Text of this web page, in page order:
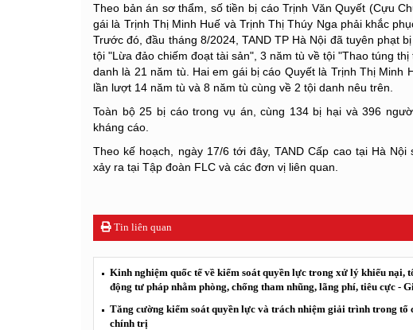
Theo bản án sơ thẩm, số tiền bị cáo Trịnh Văn Quyết (Cựu
gái là Trịnh Thị Minh Huế và Trịnh Thị Thúy Nga phải khắc
Trước đó, đầu tháng 8/2024, TAND TP Hà Nội đã tuyên phạt
tội "Lừa đảo chiếm đoạt tài sản", 3 năm tù về tội "Thao túng
danh là 21 năm tù. Hai em gái bị cáo Quyết là Trịnh Thị Minh
lần lượt 14 năm tù và 8 năm tù cùng về 2 tội danh nêu trên.
Toàn bộ 25 bị cáo trong vụ án, cùng 134 bị hại và 396
kháng cáo.
Theo kế hoạch, ngày 17/6 tới đây, TAND Cấp cao tại Hà
xảy ra tại Tập đoàn FLC và các đơn vị liên quan.
Tin liên quan
Kinh nghiệm quốc tế về kiểm soát quyền lực trong xử lý khiếu nại,
động tư pháp nhằm phòng, chống tham nhũng, lãng phí, tiêu cực -
Tăng cường kiểm soát quyền lực và trách nhiệm giải trình trong tổ
chính trị